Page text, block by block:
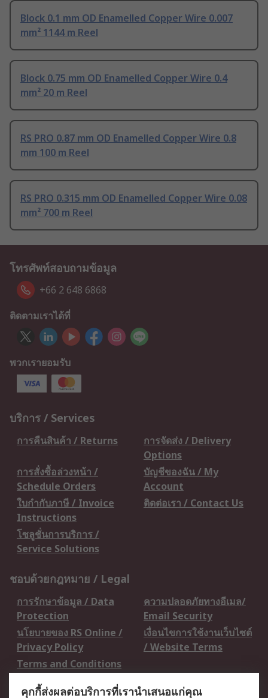
Block 0.1 mm OD Enamelled Copper Wire 0.007
mm² 1144 m Reel
Block 0.75 mm OD Enamelled Copper Wire 0.4
mm² 20 m Reel
RS PRO 0.87 mm OD Enamelled Copper Wire 0.8
mm 100 m Reel
RS PRO 0.315 mm OD Enamelled Copper Wire 0.08
mm² 700 m Reel
โทรศัพท์สอบถามข้อมูล
+66 2 648 6868
ติดตามเราได้ที่
พวกเรายอมรับ
บริการ / Services
การคืนสินค้า / Returns
การจัดส่ง / Delivery
Options
การสั่งซื้อล่วงหน้า /
Schedule Orders
บัญชีของฉัน / My
Account
ใบกำกับภาษี / Invoice
Instructions
ติดต่อเรา / Contact Us
โซลูชั่นการบริการ /
Service Solutions
ชอบด้วยกฎหมาย / Legal
การรักษาข้อมูล / Data
Protection
ความปลอดภัยทางอีเมล/
Email Security
นโยบายของ RS Online /
Privacy Policy
เงื่อนไขการใช้งานเว็บไซต์
/ Website Terms
Terms and Conditions
คุกกี้ส่งผลต่อบริการที่เรานำเสนอแก่คุณ